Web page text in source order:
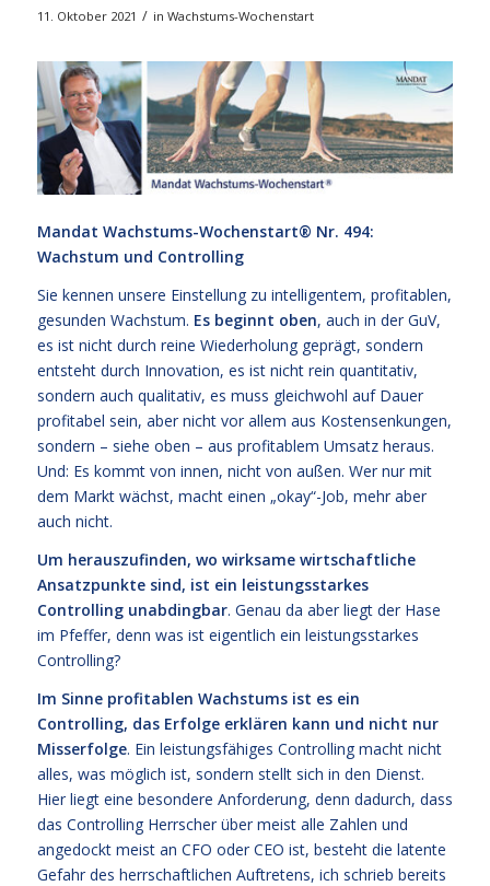
11. Oktober 2021 / in Wachstums-Wochenstart
Mandat Wachstums-Wochenstart® Nr. 494:
Wachstum und Controlling
Sie kennen unsere Einstellung zu intelligentem, profitablen,
gesunden Wachstum. Es beginnt oben, auch in der GuV,
es ist nicht durch reine Wiederholung geprägt, sondern
entsteht durch Innovation, es ist nicht rein quantitativ,
sondern auch qualitativ, es muss gleichwohl auf Dauer
profitabel sein, aber nicht vor allem aus Kostensenkungen,
sondern – siehe oben – aus profitablem Umsatz heraus.
Und: Es kommt von innen, nicht von außen. Wer nur mit
dem Markt wächst, macht einen „okay“-Job, mehr aber
auch nicht.
Um herauszufinden, wo wirksame wirtschaftliche
Ansatzpunkte sind, ist ein leistungsstarkes
Controlling unabdingbar. Genau da aber liegt der Hase
im Pfeffer, denn was ist eigentlich ein leistungsstarkes
Controlling?
Im Sinne profitablen Wachstums ist es ein
Controlling, das Erfolge erklären kann und nicht nur
Misserfolge. Ein leistungsfähiges Controlling macht nicht
alles, was möglich ist, sondern stellt sich in den Dienst.
Hier liegt eine besondere Anforderung, denn dadurch, dass
das Controlling Herrscher über meist alle Zahlen und
angedockt meist an CFO oder CEO ist, besteht die latente
Gefahr des herrschaftlichen Auftretens, ich schrieb bereits